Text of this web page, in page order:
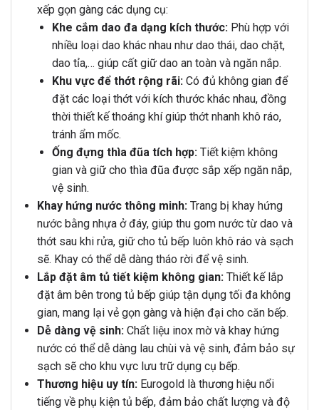
xếp gọn gàng các dụng cụ:
Khe cắm dao đa dạng kích thước:Phù hợp với
nhiều loại dao khác nhau như dao thái, dao chặt,
dao tỉa,… giúp cất giữ dao an toàn và ngăn nắp.
Khu vực để thớt rộng rãi:Có đủ không gian để
đặt các loại thớt với kích thước khác nhau, đồng
thời thiết kế thoáng khí giúp thớt nhanh khô ráo,
tránh ẩm mốc.
Ống đựng thìa đũa tích hợp:Tiết kiệm không
gian và giữ cho thìa đũa được sắp xếp ngăn nắp,
vệ sinh.
Khay hứng nước thông minh:Trang bị khay hứng
nước bằng nhựa ở đáy, giúp thu gom nước từ dao và
thớt sau khi rửa, giữ cho tủ bếp luôn khô ráo và sạch
sẽ. Khay có thể dễ dàng tháo rời để vệ sinh.
Lắp đặt âm tủ tiết kiệm không gian:Thiết kế lắp
đặt âm bên trong tủ bếp giúp tận dụng tối đa không
gian, mang lại vẻ gọn gàng và hiện đại cho căn bếp.
Dễ dàng vệ sinh:Chất liệu inox mờ và khay hứng
nước có thể dễ dàng lau chùi và vệ sinh, đảm bảo sự
sạch sẽ cho khu vực lưu trữ dụng cụ bếp.
Thương hiệu uy tín:Eurogold là thương hiệu nổi
tiếng về phụ kiện tủ bếp, đảm bảo chất lượng và độ